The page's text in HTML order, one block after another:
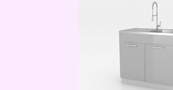
Valamukapp Reggio 80 cm